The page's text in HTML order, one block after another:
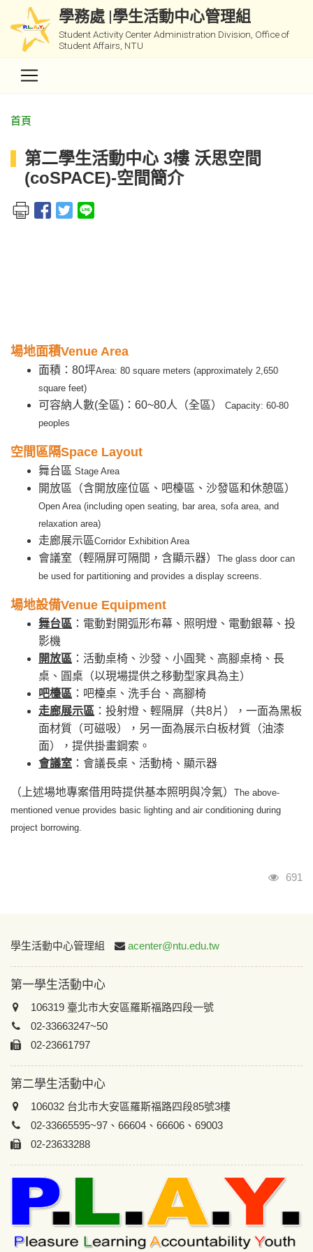
學務處 |學生活動中心管理組
Student Activity Center Administration Division, Office of
Student Affairs, NTU
首頁
第二學生活動中心 3樓 沃思空間
(coSPACE)-空間簡介
場地面積Venue Area
面積：80坪Area: 80 square meters (approximately 2,650
square feet)
可容納人數(全區)：60~80人（全區） Capacity: 60-80
peoples
空間區隔Space Layout
舞台區 Stage Area
開放區（含開放座位區、吧檯區、沙發區和休憩區）
Open Area (including open seating, bar area, sofa area, and
relaxation area)
走廊展示區Corridor Exhibition Area
會議室（輕隔屏可隔間，含顯示器） The glass door can
be used for partitioning and provides a display screens.
場地設備Venue Equipment
舞台區 ：電動對開弧形布幕、照明燈、電動銀幕、投
影機
開放區 ：活動桌椅、沙發、小圓凳、高腳桌椅、長
桌、圓桌（以現場提供之移動型家具為主）
吧檯區 ：吧檯桌、洗手台、高腳椅
走廊展示區 ：投射燈、輕隔屏（共8片），一面為黑板
面材質（可磁吸），另一面為展示白板材質（油漆
面），提供掛畫鋼索。
會議室 ：會議長桌、活動椅、顯示器
（上述場地專案借用時提供基本照明與冷氣） The above-
mentioned venue provides basic lighting and air conditioning during
project borrowing.
瀏覽
691
:::
學生活動中心管理組 acenter@ntu.edu.tw
第一學生活動中心
106319 臺北市大安區羅斯福路四段一號
02-33663247~50
02-23661797
第二學生活動中心
106032 台北市大安區羅斯福路四段85號3樓
02-33665595~97、66604、66606、69003
02-23633288